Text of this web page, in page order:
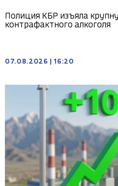
Полиция КБР изъяла
контрафактного алкоголя
07.08.2026 16:20